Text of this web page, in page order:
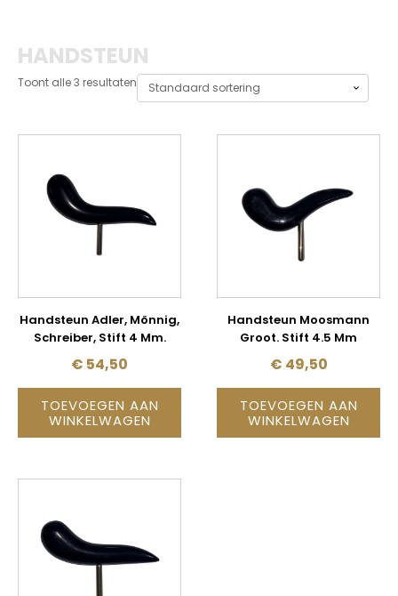
HANDSTEUN
Toont alle 3 resultaten
Handsteun Adler, Mönnig,
Schreiber, Stift 4 Mm.
€ 54,50
TOEVOEGEN AAN
WINKELWAGEN
Handsteun Moosmann
Groot. Stift 4.5 Mm
€ 49,50
TOEVOEGEN AAN
WINKELWAGEN